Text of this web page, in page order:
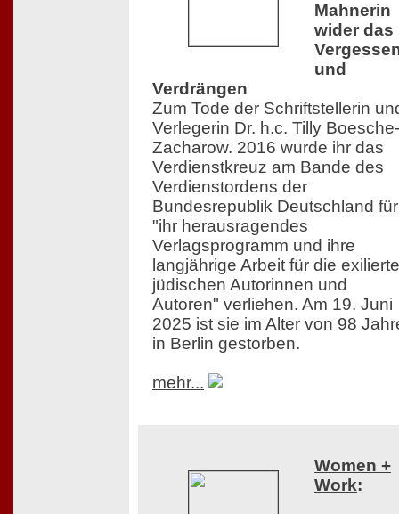
Mahnerin
wider das
und
Verdrängen
Zum Tode der Schriftstellerin
Verlegerin Dr. h.c. Tilly Boesche-
Zacharow. 2016 wurde ihr das
Verdienstkreuz am Bande des
Verdienstordens der
Bundesrepublik Deutschland für
"ihr herausragendes
Verlagsprogramm und ihre
langjährige Arbeit für die
jüdischen Autorinnen und
Autoren" verliehen. Am 19. Juni
2025 ist sie im Alter von 98
in Berlin gestorben.
mehr...
Women +
Work: